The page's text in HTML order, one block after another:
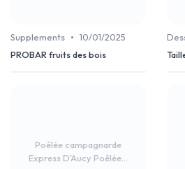
Supplements • 10/01/2025
PROBAR fruits des bois
Poêlée campagnarde
Express D'Aucy Poêlée...